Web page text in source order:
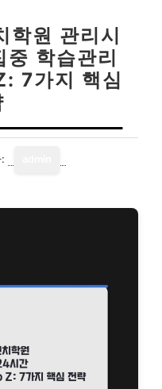
학원 관리시
학습관리
7가지 핵심